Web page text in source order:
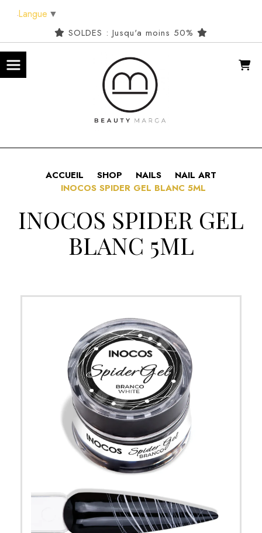
SOLDES : Jusqu'a moins 50%
ACCUEIL SHOP NAILS
NAIL ART
INOCOS SPIDER GEL BLANC 5ML
INOCOS SPIDER GEL
BLANC 5ML
Langue ▼